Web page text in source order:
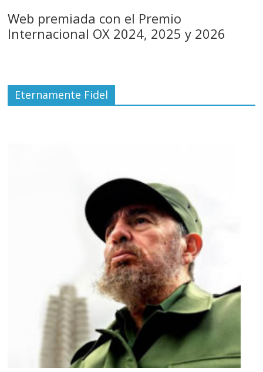
Web premiada con el Premio
Internacional OX 2024, 2025 y 2026
Eternamente Fidel